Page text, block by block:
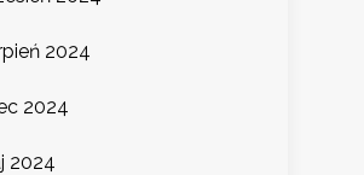
2024
2024
2024